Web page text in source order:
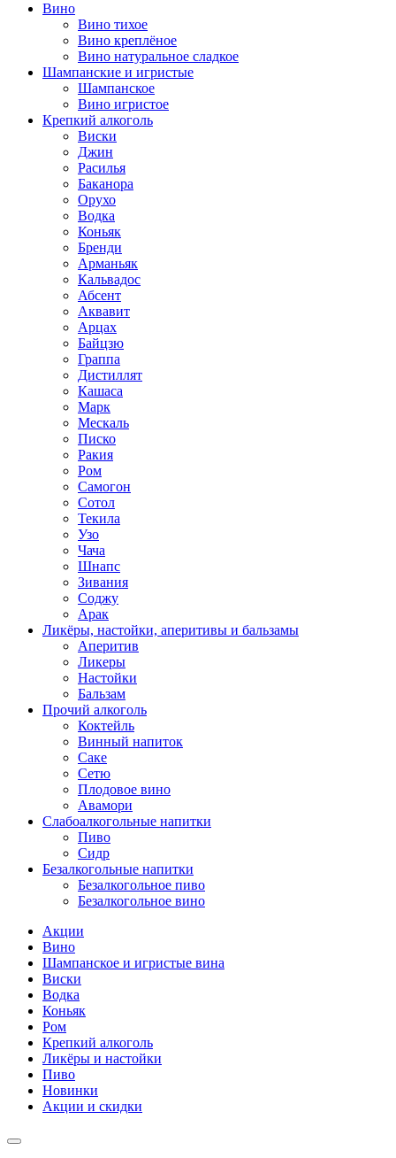
Вино
Вино тихое
Вино креплёное
Вино натуральное сладкое
Шампанские и игристые
Шампанское
Вино игристое
Крепкий алкоголь
Виски
Джин
Расилья
Баканора
Орухо
Водка
Коньяк
Бренди
Арманьяк
Кальвадос
Абсент
Аквавит
Арцах
Байцзю
Граппа
Дистиллят
Кашаса
Марк
Мескаль
Писко
Ракия
Ром
Самогон
Сотол
Текила
Узо
Чача
Шнапс
Зивания
Соджу
Арак
Ликёры, настойки, аперитивы и бальзамы
Аперитив
Ликеры
Настойки
Бальзам
Прочий алкоголь
Коктейль
Винный напиток
Саке
Сетю
Плодовое вино
Авамори
Слабоалкогольные напитки
Пиво
Сидр
Безалкогольные напитки
Безалкогольное пиво
Безалкогольное вино
Акции
Вино
Шампанское и игристые вина
Виски
Водка
Коньяк
Ром
Крепкий алкоголь
Ликёры и настойки
Пиво
Новинки
Акции и скидки